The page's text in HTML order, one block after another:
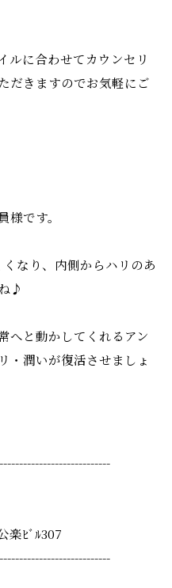
ルに合わせてカウンセリ
だきますのでお気軽にご
です。
なり、内側からハリのあ
♪
へと動かしてくれるアン
・潤いが復活させましょ
楽ﾋﾞﾙ307